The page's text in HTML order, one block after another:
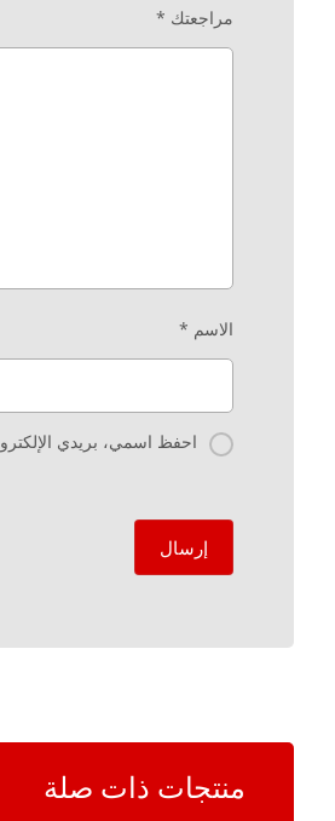
مراجعتك *
الاسم *
احفظ اسمي، بريدي
إرسال
منتجات ذات صلة